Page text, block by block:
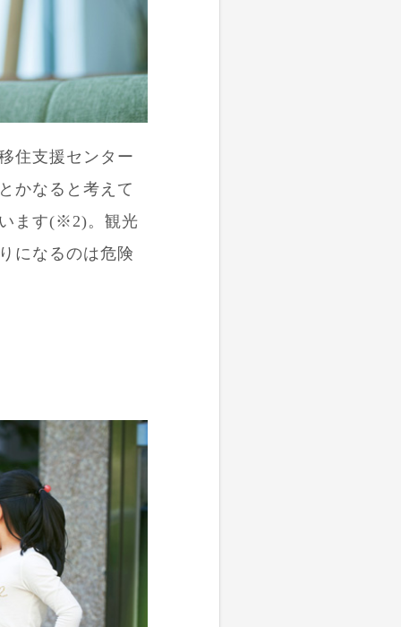
住支援センター
かなると考えて
ます(※2)。観光
になるのは危険